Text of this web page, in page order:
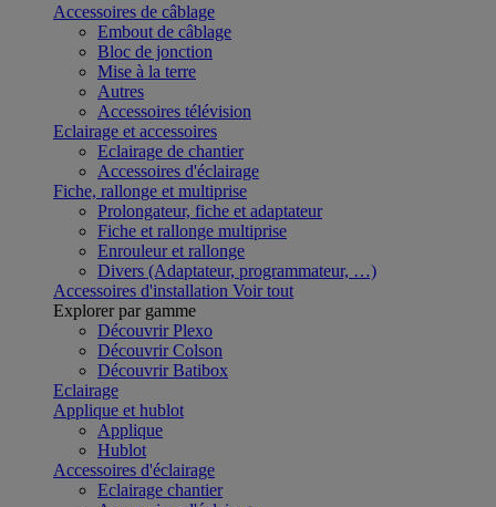
Accessoires de câblage
Embout de câblage
Bloc de jonction
Mise à la terre
Autres
Accessoires télévision
Eclairage et accessoires
Eclairage de chantier
Accessoires d'éclairage
Fiche, rallonge et multiprise
Prolongateur, fiche et adaptateur
Fiche et rallonge multiprise
Enrouleur et rallonge
Divers (Adaptateur, programmateur, …)
Accessoires d'installation Voir tout
Explorer par gamme
Découvrir Plexo
Découvrir Colson
Découvrir Batibox
Eclairage
Applique et hublot
Applique
Hublot
Accessoires d'éclairage
Eclairage chantier